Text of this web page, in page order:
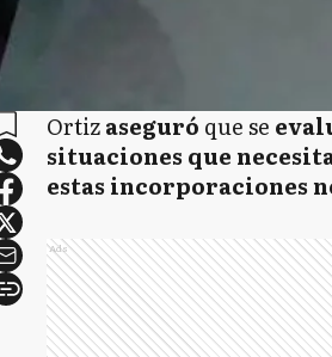
Ortizaseguró que se
situaciones que
estas incorporaciones
Ads